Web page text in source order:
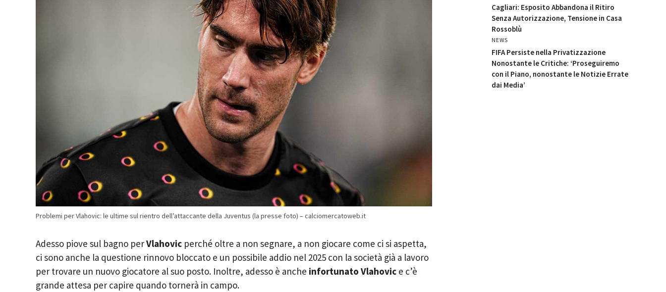
Problemi per Vlahovic: le ultime sul rientro dell’attaccante della Juventus (la presse foto) – calciomercatoweb.it
Adesso piove sul bagno perVlahovic perché oltre a non segnare, a non giocare come ci si aspetta,
ci sono anche la questione rinnovo bloccato e un possibile addio nel 2025 con la società già a lavoro
per trovare un nuovo giocatore al suo posto. Inoltre, adesso è anche infortunato Vlahovic e c’è
grande attesa per capire quando tornerà in campo.
Cagliari: Esposito Abbandona il Ritiro
Senza Autorizzazione, Tensione in Casa
Rossoblù
NEWS
FIFA Persiste nella Privatizzazione
Nonostante le Critiche: ‘Proseguiremo
con il Piano, nonostante le Notizie Errate
dai Media’